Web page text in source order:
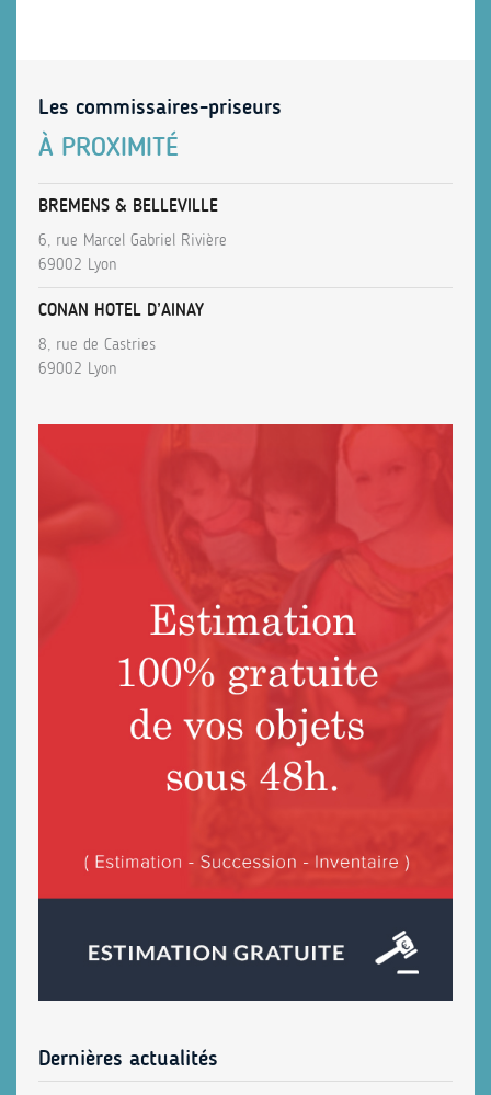
Les commissaires-priseurs
À PROXIMITÉ
BREMENS & BELLEVILLE
6, rue Marcel Gabriel Rivière
69002 Lyon
CONAN HOTEL D’AINAY
8, rue de Castries
69002 Lyon
Dernières actualités